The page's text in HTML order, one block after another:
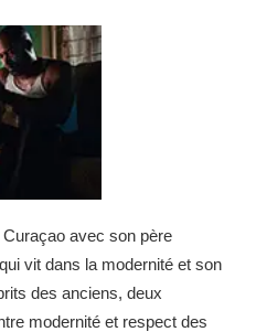
Curaçao avec son père
vit dans la modernité et son
des anciens, deux
modernité et respect des